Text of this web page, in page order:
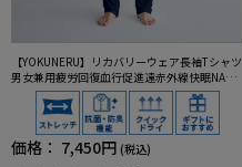
【YOKUNERU】リカバリーウェア長袖Tシャツ
男女兼用疲労回復血行促進遠赤外線快眠NANO
MIX(R)【一般医療機器】SS～LLサイズ
価格： 7,450円 (税込)